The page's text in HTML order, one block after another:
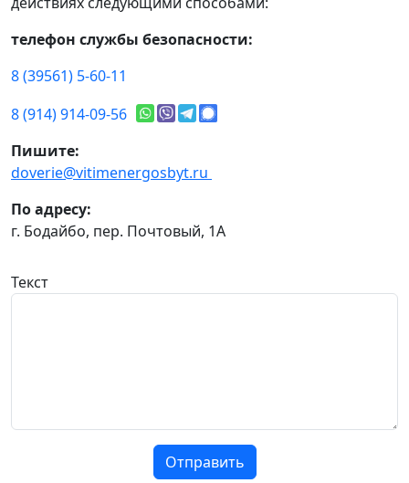
телефон службы безопасности:
8 (39561) 5-60-11
8 (914) 914-09-56
Пишите:
doverie@vitimenergosbyt.ru
По адресу:
г. Бодайбо, пер. Почтовый, 1А
Текст
Отправить